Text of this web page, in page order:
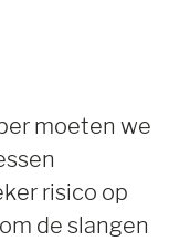
moeten we
risico op
de slangen